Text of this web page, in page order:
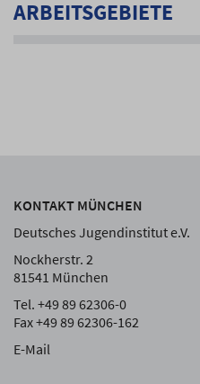
ARBEITSGEBIETE
KONTAKT MÜNCHEN
Deutsches Jugendinstitut e.V.
Nockherstr. 2
81541 München
Tel. +49 89 62306-0
Fax +49 89 62306-162
E-Mail